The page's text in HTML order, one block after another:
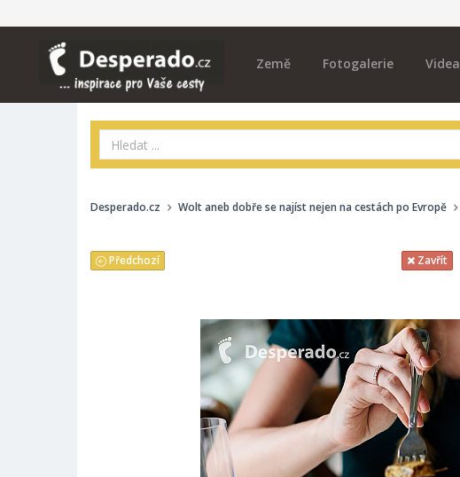
Země Fotogalerie Videa
Desperado.cz Wolt aneb dobře se najíst nejen na cestách po Evropě
Předchozí Zavřít